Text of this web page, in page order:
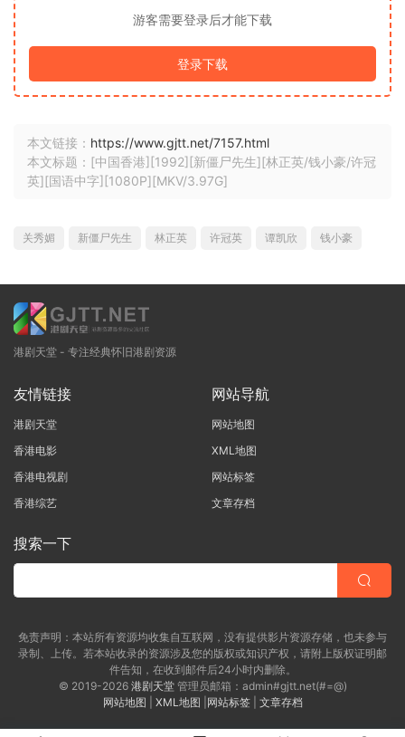
游客需要登录后才能下载
登录下载
本文链接： https://www.gjtt.net/7157.html
本文标题：[中国香港][1992][新僵尸先生][林正英/钱小豪/许冠
英][国语中字][1080P][MKV/3.97G]
关秀媚 新僵尸先生 林正英 许冠英 谭凯欣 钱小豪
港剧天堂 - 专注经典怀旧港剧资源
友情链接
港剧天堂
香港电影
香港电视剧
香港综艺
网站导航
网站地图
XML地图
网站标签
文章存档
搜索一下
免责声明：本站所有资源均收集自互联网，没有提供影片资源存储，也未参与
录制、上传。若本站收录的资源涉及您的版权或知识产权，请附上版权证明邮
件告知，在收到邮件后24小时内删除。
© 2019-2026 港剧天堂管理员邮箱：admin#gjtt.net(#=@)
网站地图
XML地图 网站标签| 文章存档